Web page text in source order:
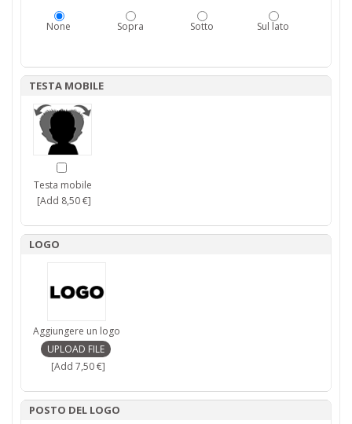
None Sopra Sotto Sul lato
TESTA MOBILE
Testa mobile
[Add 8,50 €]
LOGO
Aggiungere un logo
[Add 7,50 €]
POSTO DEL LOGO